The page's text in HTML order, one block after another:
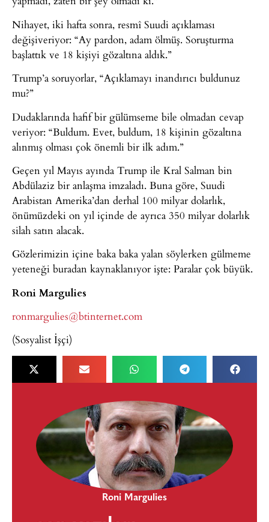
Nihayet, iki hafta sonra, resmî Suudi açıklaması
değişiveriyor: “Ay pardon, adam ölmüş. Soruşturma
başlattık ve 18 kişiyi gözaltına aldık.”
Trump’a soruyorlar, “Açıklamayı inandırıcı buldunuz
mu?”
Dudaklarında hafif bir gülümseme bile olmadan cevap
veriyor: “Buldum. Evet, buldum, 18 kişinin gözaltına
alınmış olması çok önemli bir ilk adım.”
Geçen yıl Mayıs ayında Trump ile Kral Salman bin
Abdülaziz bir anlaşma imzaladı. Buna göre, Suudi
Arabistan Amerika’dan derhal 100 milyar dolarlık,
önümüzdeki on yıl içinde de ayrıca 350 milyar dolarlık
silah satın alacak.
Gözlerimizin içine baka baka yalan söylerken gülmeme
yeteneği buradan kaynaklanıyor işte: Paralar çok büyük.
Roni Margulies
ronmargulies@btinternet.com
(Sosyalist İşçi)
Roni Margulies